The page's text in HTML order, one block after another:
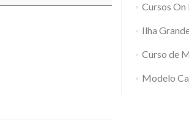
Cursos On
Ilha
Curso de
Modelo